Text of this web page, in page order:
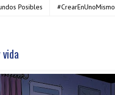
Posibles #CrearEnUnoMismo